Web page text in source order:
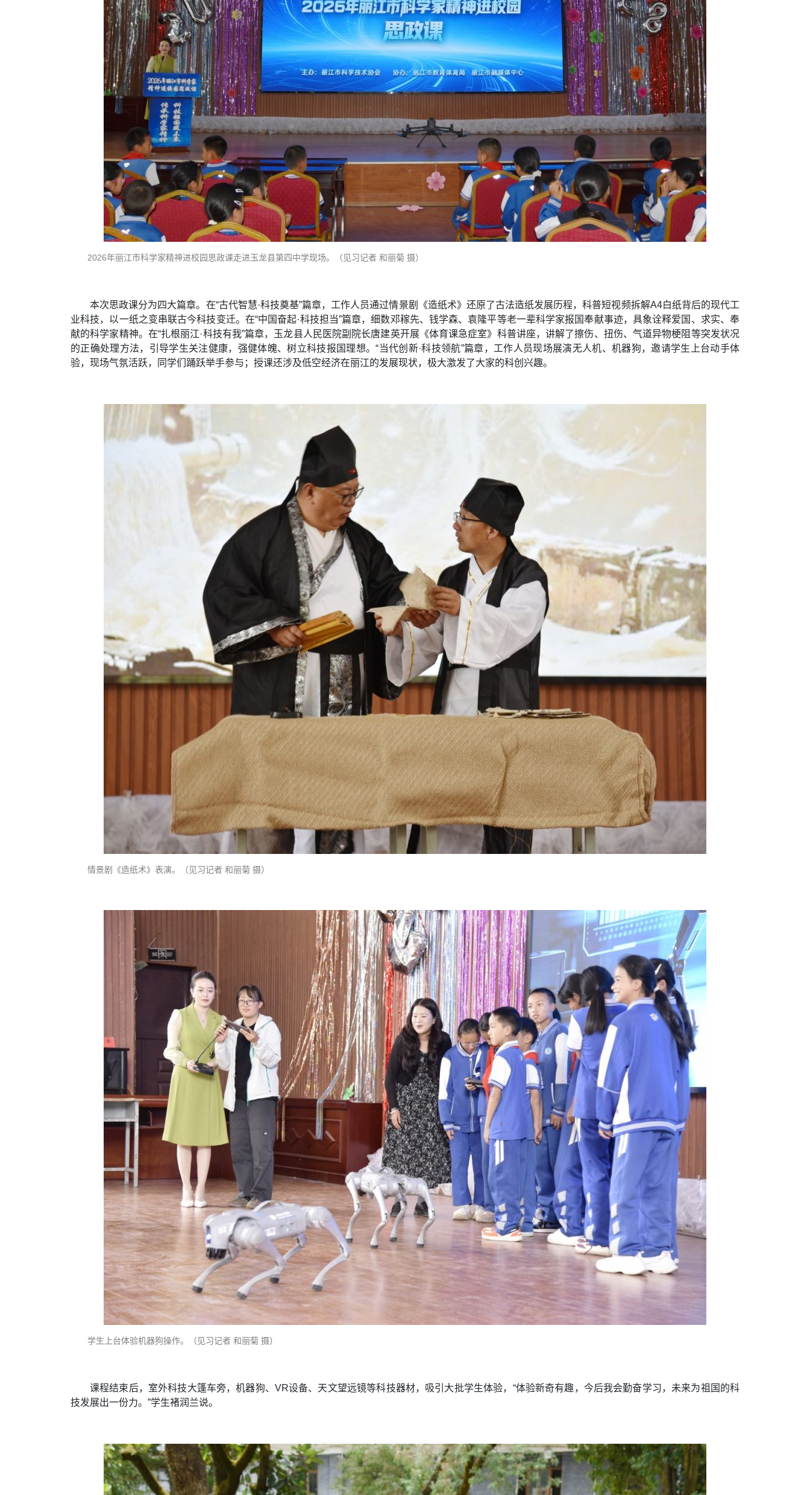
2026年丽江市科学家精神进校园思政课走进玉龙县第四中学现场。（见习记者 和丽菊 摄）
本次思政课分为四大篇章。在“古代智慧·科技奠基”篇章，工作人员通过情景剧《造纸术》还原了古法造纸发展历程，科普短视频拆解A4白纸背后的现代工
业科技，以一纸之变串联古今科技变迁。在“中国奋起·科技担当”篇章，细数邓稼先、钱学森、袁隆平等老一辈科学家报国奉献事迹，具象诠释爱国、求实、奉
献的科学家精神。在“扎根丽江·科技有我”篇章，玉龙县人民医院副院长唐建英开展《体育课急症室》科普讲座，讲解了擦伤、扭伤、气道异物梗阻等突发状况
的正确处理方法，引导学生关注健康，强健体魄、树立科技报国理想。“当代创新·科技领航”篇章，工作人员现场展演无人机、机器狗，邀请学生上台动手体
验，现场气氛活跃，同学们踊跃举手参与；授课还涉及低空经济在丽江的发展现状，极大激发了大家的科创兴趣。
情景剧《造纸术》表演。（见习记者 和丽菊 摄）
学生上台体验机器狗操作。（见习记者 和丽菊 摄）
课程结束后，室外科技大篷车旁，机器狗、VR设备、天文望远镜等科技器材，吸引大批学生体验，“体验新奇有趣，今后我会勤奋学习，未来为祖国的科
技发展出一份力。”学生褚润兰说。